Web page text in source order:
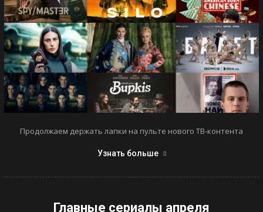
Продолжаем держать лапки на пульте нового ТВ-контента
Узнать больше
Главные сериалы апреля